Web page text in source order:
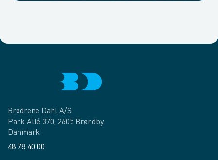
Brødrene Dahl A/S
Park Allé 370, 2605 Brøndby
Danmark
48 78 40 00